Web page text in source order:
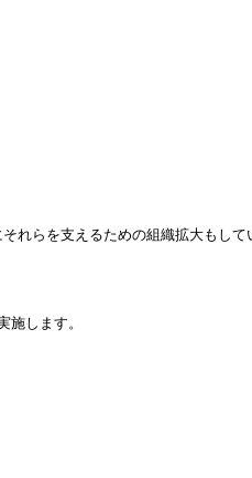
れらを支えるための組織拡大もし
します。